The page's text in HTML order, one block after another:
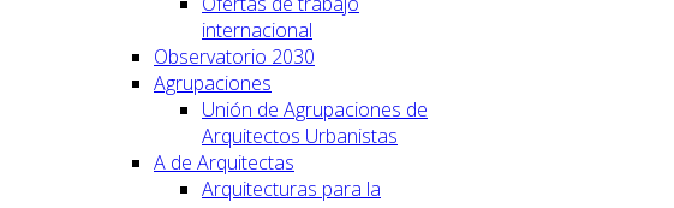
internacional
Observatorio 2030
Agrupaciones
Unión de Agrupaciones de
Arquitectos Urbanistas
A de Arquitectas
Arquitecturas para la